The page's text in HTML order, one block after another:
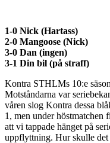
1-0 Nick (Hartass)
2-0 Mangoose (Nick)
3-0 Dan (ingen)
3-1 Din bil (på straff)
Kontra STHLMs 10:e
Motståndarna var
våren slog Kontra dessa
1, men under
att vi tappade hänget på
uppflyttning. Hur skulle